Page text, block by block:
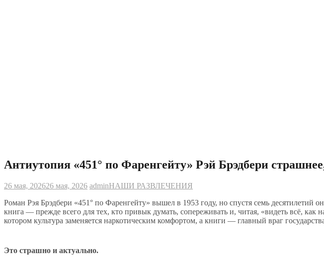
Антиутопия «451° по Фаренгейту» Рэй Брэдбери
26 мая, 202626 мая, 2026 adminНАШИ РАЗВЛЕЧЕНИЯ
Роман Рэя Брэдбери «451° по Фаренгейту» вышел в 1953 году, но спустя семь
книга — прежде всего для тех, кто привык думать, сопереживать и, читая, «видеть всё,
котором культура заменяется наркотическим комфортом, а книги — главный враг
Это страшно и актуально.